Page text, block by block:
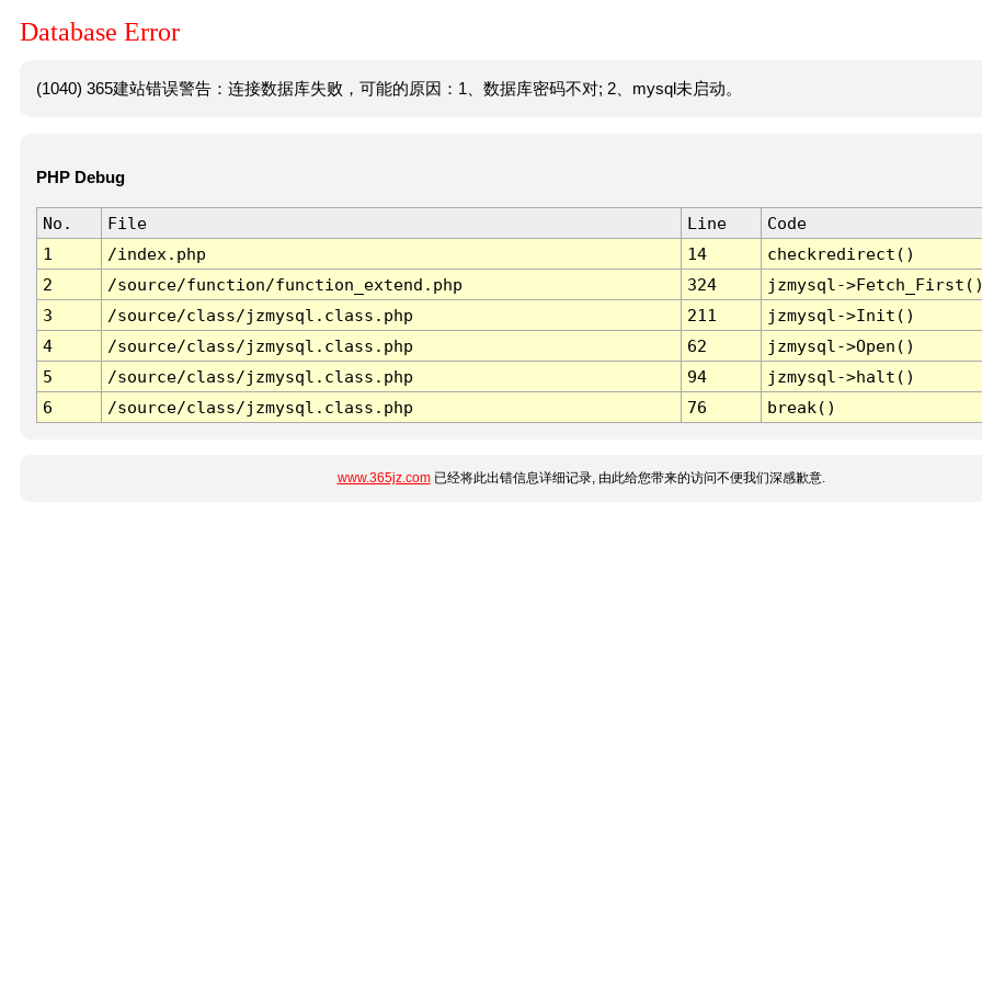
Database Error
(1040) 365建站错误警告：连接数据库失败，可能的原因：1、数据库密码不对; 2、mysql未启动。
PHP Debug
No. File Line
Code
1
/index.php 14
checkredirect()
2
/source/function/function_extend.php 324
jzmysql-
3
/source/class/jzmysql.class.php 211
jzmysql->Init()
4
/source/class/jzmysql.class.php 62
jzmysql->Open()
5
/source/class/jzmysql.class.php 94
jzmysql->halt()
6
/source/class/jzmysql.class.php 76 break()
www.365jz.com已经将此出错信息详细记录, 由此给您带来的访问不便我们深感歉意.